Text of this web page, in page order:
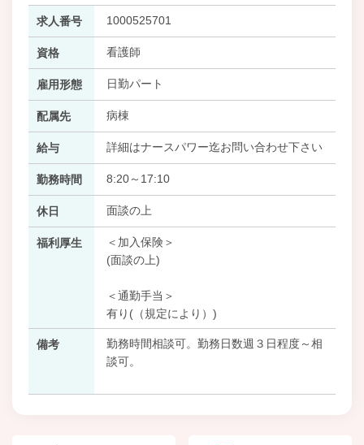
求人番号 1000525701
資格 看護師
雇用形態 日勤パート
配属先 病棟
給与 詳細はナースパワー迄お問い合わせ下さい
勤務時間 8:20～17:10
休日 面談の上
福利厚生
＜加入保険＞
(面談の上)
＜通勤手当＞
有り(（規定により）)
備考
勤務時間相談可。勤務日数週３日程度～相
談可。